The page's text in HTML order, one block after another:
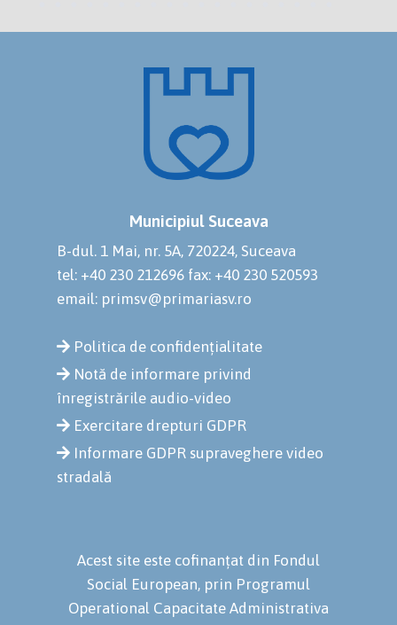
Municipiul Suceava
B-dul. 1 Mai, nr. 5A, 720224, Suceava
tel: +40 230 212696 fax: +40 230 520593
email: primsv@primariasv.ro
Politica de confidențialitate
Notă de informare privind
înregistrările audio-video
Exercitare drepturi GDPR
Informare GDPR supraveghere video
stradală
Acest site este cofinanțat din Fondul
Social European, prin Programul
Operational Capacitate Administrativa